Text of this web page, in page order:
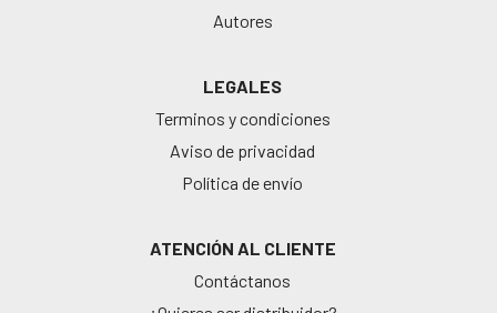
Autores
LEGALES
Terminos y condiciones
Aviso de privacidad
Política de envío
ATENCIÓN AL CLIENTE
Contáctanos